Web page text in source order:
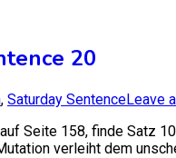
20
, Saturday SentenceLeave
Seite 158, finde Satz
verleiht dem